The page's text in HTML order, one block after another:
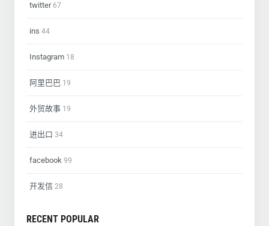
twitter67
ins 44
Instagram 18
阿里巴巴 19
外贸故事 19
进出口 34
facebook 99
开发信 28
RECENT POPULAR